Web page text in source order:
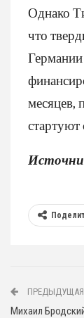
Однако
что
месяцев,
стартуют
Михаил